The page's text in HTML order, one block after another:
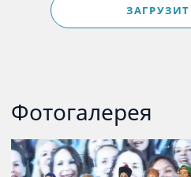
Фотогалерея